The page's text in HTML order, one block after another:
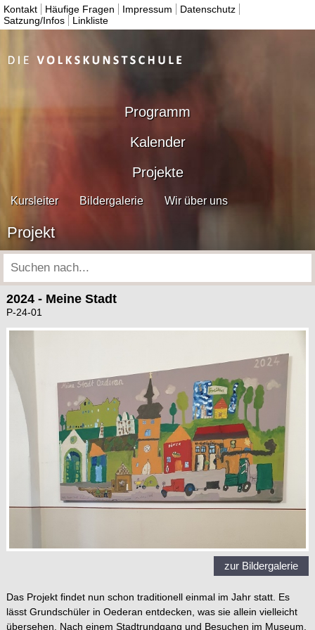
Kontakt Häufige Fragen Impressum
Datenschutz
Satzung/Infos
Linkliste
Programm
Kalender
Projekte
Kursleiter Bildergalerie Wir über uns
Projekt
2024 - Meine Stadt
P-24-01
zur Bildergalerie
Das Projekt findet nun schon traditionell einmal im Jahr statt. Es
lässt Grundschüler in Oederan entdecken, was sie allein vielleicht
übersehen. Nach einem Stadtrundgang und Besuchen im Museum,